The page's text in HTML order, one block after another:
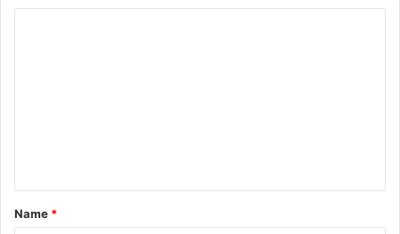
*
Name *